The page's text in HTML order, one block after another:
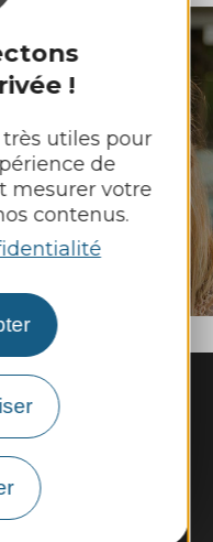
!
très utiles pour
de
mesurer votre
contenus.
Aveyron !
D'EMPLOI
ALBRES
la Mairie
Albres
80 42 64